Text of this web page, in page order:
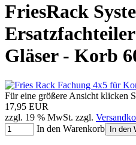
FriesRack
Gläser - Korb
Für eine größere Ansicht klicken
17,95 EUR
zzgl. 19 % MwSt. zzgl.
In den Warenkorb
In den